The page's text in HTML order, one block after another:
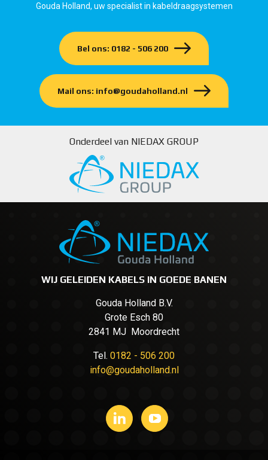
Gouda Holland, uw specialist in kabeldraagsystemen
Bel ons: 0182 - 506 200
Mail ons: info@goudaholland.nl
Onderdeel van NIEDAX GROUP
WIJ GELEIDEN KABELS IN GOEDE BANEN
Gouda Holland B.V.
Grote Esch 80
2841 MJ Moordrecht
Tel. 0182 - 506 200
info@goudaholland.nl